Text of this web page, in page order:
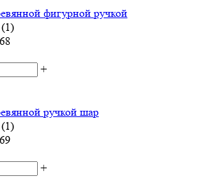
фигурной ручкой
+
ручкой шар
+